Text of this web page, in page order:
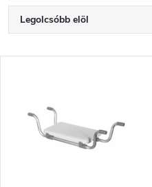
T
e
m
Legolcsóbb elöl